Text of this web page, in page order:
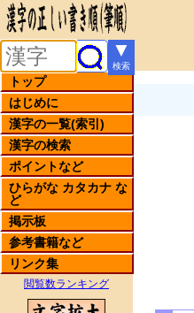
▼
検索
トップ
はじめに
漢字の一覧(索引)
漢字の検索
ポイントなど
ひらがな カタカナ な
ど
掲示板
参考書籍など
リンク集
閲覧数ランキング